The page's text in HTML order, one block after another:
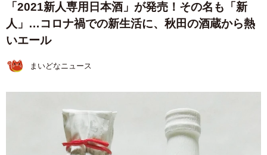
「2021新人専用日本酒」が発売！その名も「新
人」…コロナ禍での新生活に、秋田の酒蔵から熱
いエール
まいどなニュース